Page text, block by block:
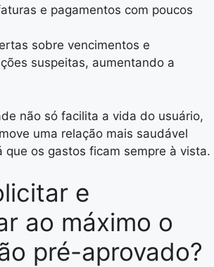
e pagamentos com poucos
sobre vencimentos e
suspeitas, aumentando a
não só facilita a vida do usuário,
uma relação mais saudável
que os gastos ficam sempre à vista.
e
ao máximo o
pré-aprovado?